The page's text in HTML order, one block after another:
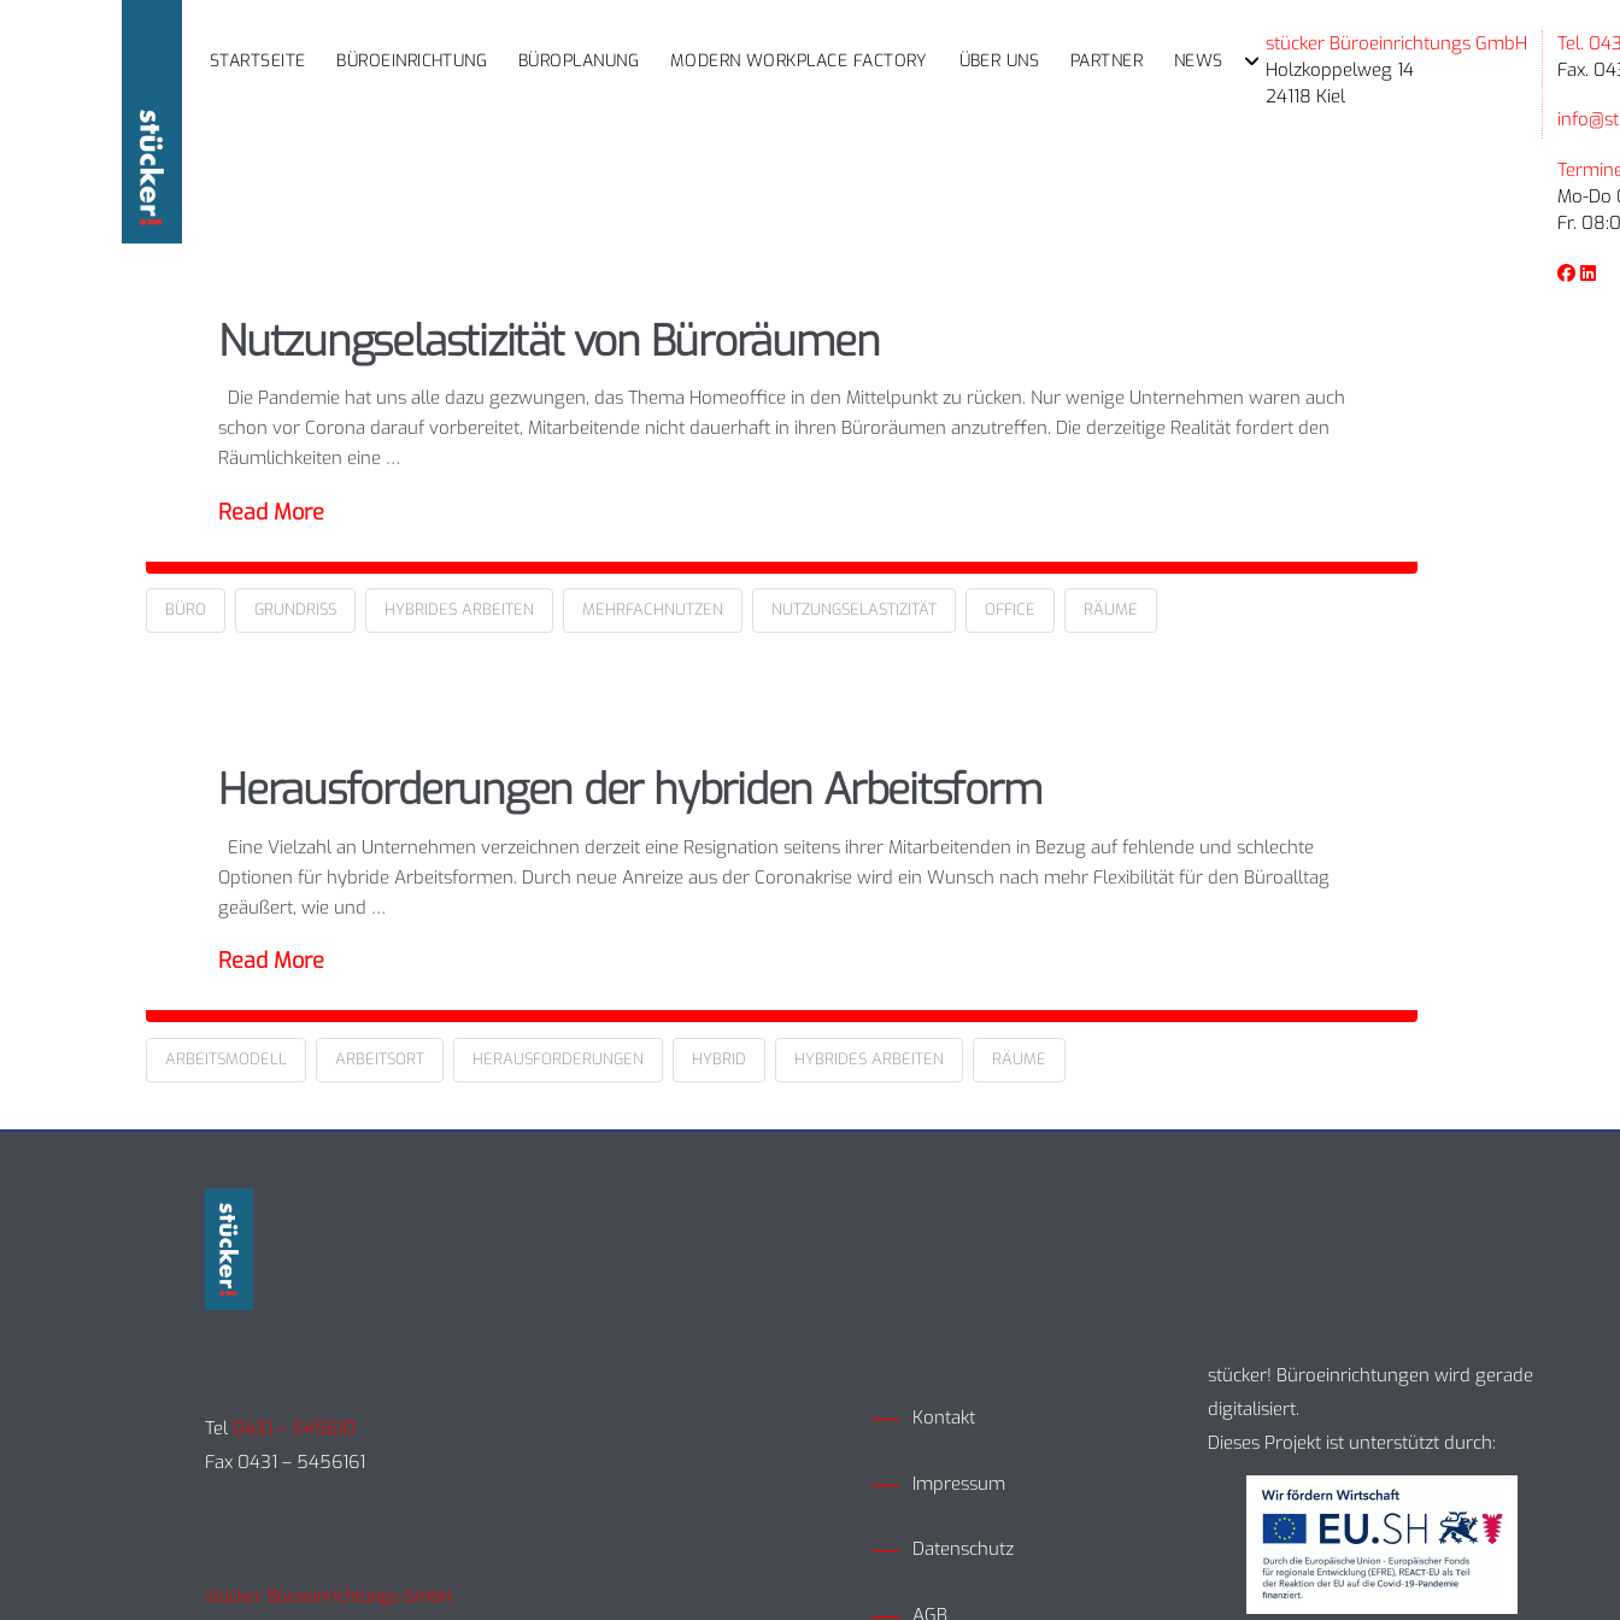
STARTSEITE BÜROEINRICHTUNG BÜROPLANUNG MODERN WORKPLACE FACTORY ÜBER UNS PARTNER NEWS
stücker Büroeinrichtungs GmbH
Holzkoppelweg 14
24118 Kiel
Tel.
Fax.
Mo-Do
Fr.
Nutzungselastizität von Büroräumen
Die Pandemie hat uns alle dazu gezwungen, das Thema Homeoffice in den Mittelpunkt zu rücken. Nur wenige Unternehmen waren auch
schon vor Corona darauf vorbereitet, Mitarbeitende nicht dauerhaft in ihren Büroräumen anzutreffen. Die derzeitige Realität fordert den
Räumlichkeiten eine …
Read More
BÜRO GRUNDRISS HYBRIDES ARBEITEN MEHRFACHNUTZEN NUTZUNGSELASTIZITÄT OFFICE RÄUME
Herausforderungen der hybriden Arbeitsform
Eine Vielzahl an Unternehmen verzeichnen derzeit eine Resignation seitens ihrer Mitarbeitenden in Bezug auf fehlende und schlechte
Optionen für hybride Arbeitsformen. Durch neue Anreize aus der Coronakrise wird ein Wunsch nach mehr Flexibilität für den Büroalltag
geäußert, wie und …
Read More
ARBEITSMODELL ARBEITSORT HERAUSFORDERUNGEN HYBRID HYBRIDES ARBEITEN RÄUME
Tel 0431 – 545610
Fax 0431 – 5456161
stücker Büroeinrichtungs GmbH
Kontakt
Impressum
Datenschutz
AGB
stücker! Büroeinrichtungen wird gerade
digitalisiert.
Dieses Projekt ist unterstützt durch: